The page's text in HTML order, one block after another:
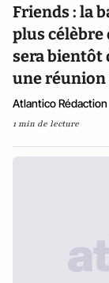
Friends : la
plus célèbre
sera bientôt
une réunion
Atlantico Rédaction
1 min de lecture